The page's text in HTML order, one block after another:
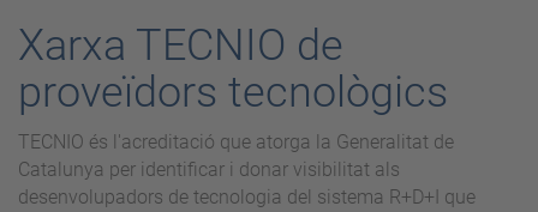
Xarxa TECNIO de
proveïdors tecnològics
TECNIO és l'acreditació que atorga la Generalitat de
Catalunya per identificar i donar visibilitat als
desenvolupadors de tecnologia del sistema R+D+I que